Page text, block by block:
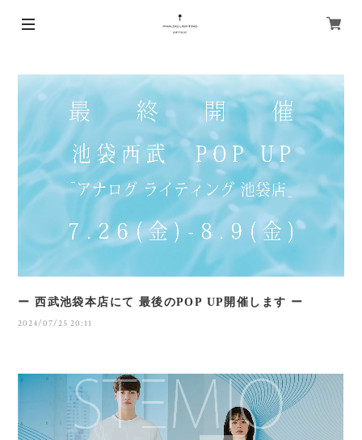
ー 西武池袋本店にて 最後のPOP UP開催します ー
2024/07/25 20:11